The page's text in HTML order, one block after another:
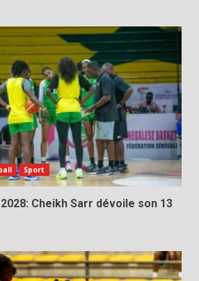
Sport
Cheikh Sarr dévoile son 13